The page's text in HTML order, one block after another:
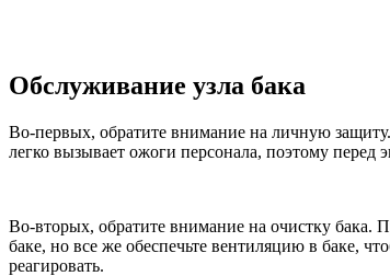
Обслуживание узла бака
Во-первых, обратите внимание на личную
легко вызывает ожоги персонала, поэтому перед
Во-вторых, обратите внимание на очистку бака.
баке, но все же обеспечьте вентиляцию в баке,
реагировать.